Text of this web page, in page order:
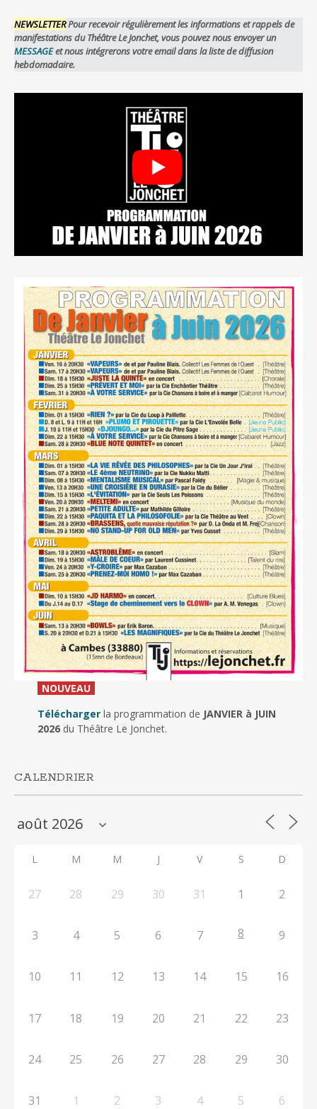
NEWSLETTERPour recevoir régulièrement les informations et rappels de
manifestations du Théâtre Le Jonchet, vous pouvez nous envoyer un
MESSAGEet nous intégrerons votre email dans la liste de diffusion
hebdomadaire.
NOUVEAU_
Télécharger la programmation de JANVIER à JUIN
2026du Théâtre Le Jonchet.
CALENDRIER
L M M J V S D
27 28 29 30 31 1 2
3 4 5 6 7 8 9
10 11 12 13 14 15 16
17 18 19 20 21 22 23
24 25 26 27 28 29 30
31 1 2 3 4 5 6